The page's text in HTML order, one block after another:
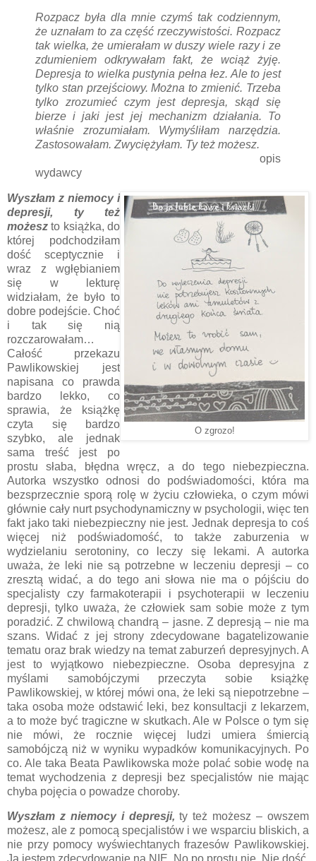
Rozpacz była dla mnie czymś tak codziennym,
że uznałam to za część rzeczywistości. Rozpacz
tak wielka, że umierałam w duszy wiele razy i ze
zdumieniem odkrywałam fakt, że wciąż żyję.
Depresja to wielka pustynia pełna łez. Ale to jest
tylko stan przejściowy. Można to zmienić. Trzeba
tylko zrozumieć czym jest depresja, skąd się
bierze i jaki jest jej mechanizm działania. To
właśnie zrozumiałam. Wymyśliłam narzędzia.
Zastosowałam. Zwyciężyłam. Ty też możesz.
opis
wydawcy
O zgrozo!
Wyszłam z niemocy i
depresji, ty też
możesz to książka, do
której podchodziłam
dość sceptycznie i
wraz z wgłębianiem
się w lekturę
widziałam, że było to
dobre podejście. Choć
i tak się nią
rozczarowałam…
Całość przekazu
Pawlikowskiej jest
napisana co prawda
bardzo lekko, co
sprawia, że książkę
czyta się bardzo
szybko, ale jednak
sama treść jest po
prostu słaba, błędna wręcz, a do tego niebezpieczna.
Autorka wszystko odnosi do podświadomości, która ma
bezsprzecznie sporą rolę w życiu człowieka, o czym mówi
głównie cały nurt psychodynamiczny w psychologii, więc ten
fakt jako taki niebezpieczny nie jest. Jednak depresja to coś
więcej niż podświadomość, to także zaburzenia w
wydzielaniu serotoniny, co leczy się lekami. A autorka
uważa, że leki nie są potrzebne w leczeniu depresji – co
zresztą widać, a do tego ani słowa nie ma o pójściu do
specjalisty czy farmakoterapii i psychoterapii w leczeniu
depresji, tylko uważa, że człowiek sam sobie może z tym
poradzić. Z chwilową chandrą – jasne. Z depresją – nie ma
szans. Widać z jej strony zdecydowane bagatelizowanie
tematu oraz brak wiedzy na temat zaburzeń depresyjnych. A
jest to wyjątkowo niebezpieczne. Osoba depresyjna z
myślami samobójczymi przeczyta sobie książkę
Pawlikowskiej, w której mówi ona, że leki są niepotrzebne –
taka osoba może odstawić leki, bez konsultacji z lekarzem,
a to może być tragiczne w skutkach. Ale w Polsce o tym się
nie mówi, że rocznie więcej ludzi umiera śmiercią
samobójczą niż w wyniku wypadków komunikacyjnych. Po
co. Ale taka Beata Pawlikowska może polać sobie wodę na
temat wychodzenia z depresji bez specjalistów nie mając
chyba pojęcia o powadze choroby.
Wyszłam z niemocy i depresji, ty też możesz – owszem
możesz, ale z pomocą specjalistów i we wsparciu bliskich, a
nie przy pomocy wyświechtanych frazesów Pawlikowskiej.